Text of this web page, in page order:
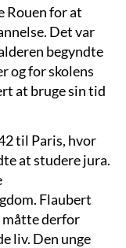
Rouen for at
Det var
begyndte
og for skolens
at bruge sin tid
til Paris, hvor
at studere jura.
Flaubert
måtte derfor
liv. Den unge